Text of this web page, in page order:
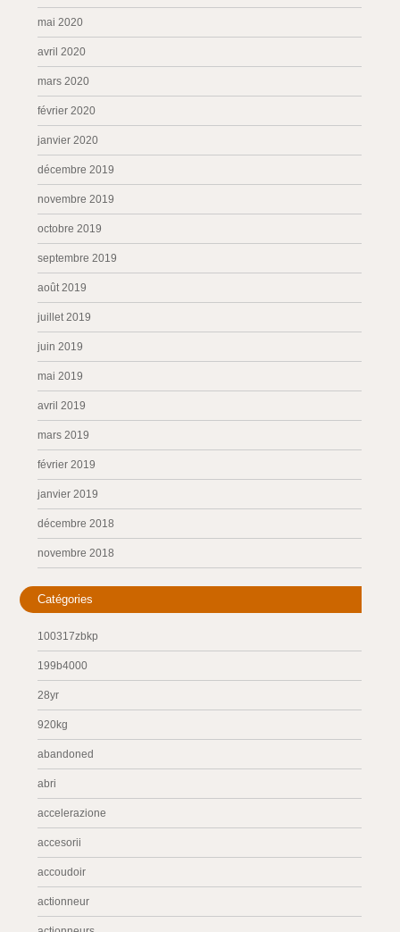
mai 2020
avril 2020
mars 2020
février 2020
janvier 2020
décembre 2019
novembre 2019
octobre 2019
septembre 2019
août 2019
juillet 2019
juin 2019
mai 2019
avril 2019
mars 2019
février 2019
janvier 2019
décembre 2018
novembre 2018
Catégories
100317zbkp
199b4000
28yr
920kg
abandoned
abri
accelerazione
accesorii
accoudoir
actionneur